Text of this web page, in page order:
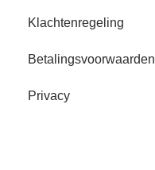
Klachtenregeling
Betalingsvoorwaarden
Privacy